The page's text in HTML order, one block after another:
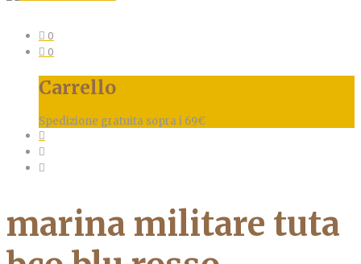
0
0
Carrello
Spedizione gratuita sopra i 69€
marina militare tuta